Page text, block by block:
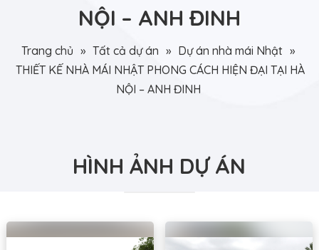
NỘI – ANH ĐINH
Trang chủ » Tất cả dự án » Dự án nhà mái Nhật »
THIẾT KẾ NHÀ MÁI NHẬT PHONG CÁCH HIỆN ĐẠI TẠI HÀ
NỘI – ANH ĐINH
HÌNH ẢNH DỰ ÁN